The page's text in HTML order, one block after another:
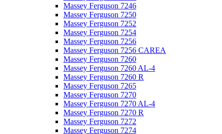
Massey Ferguson 7246
Massey Ferguson 7250
Massey Ferguson 7252
Massey Ferguson 7254
Massey Ferguson 7256
Massey Ferguson 7256 CAREA
Massey Ferguson 7260
Massey Ferguson 7260 AL-4
Massey Ferguson 7260 R
Massey Ferguson 7265
Massey Ferguson 7270
Massey Ferguson 7270 AL-4
Massey Ferguson 7270 R
Massey Ferguson 7272
Massey Ferguson 7274